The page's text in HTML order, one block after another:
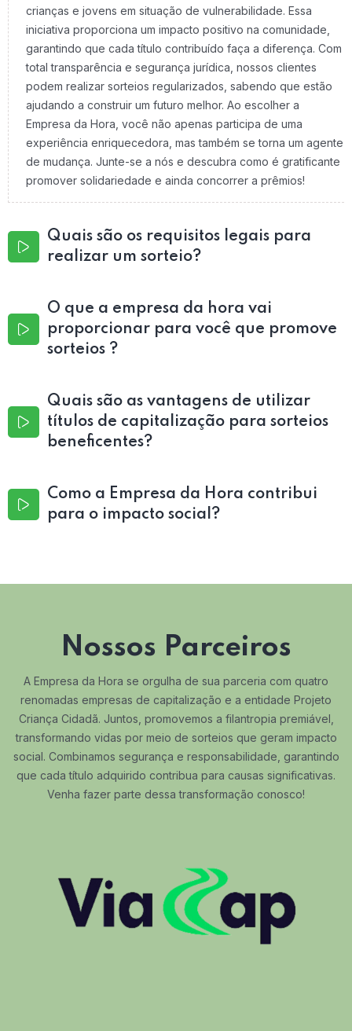
crianças e jovens em situação de vulnerabilidade. Essa
iniciativa proporciona um impacto positivo na comunidade,
garantindo que cada título contribuído faça a diferença. Com
total transparência e segurança jurídica, nossos clientes
podem realizar sorteios regularizados, sabendo que estão
ajudando a construir um futuro melhor. Ao escolher a
Empresa da Hora, você não apenas participa de uma
experiência enriquecedora, mas também se torna um agente
de mudança. Junte-se a nós e descubra como é gratificante
promover solidariedade e ainda concorrer a prêmios!
Quais são os requisitos legais para
realizar um sorteio?
O que a empresa da hora vai
proporcionar para você que promove
sorteios ?
Quais são as vantagens de utilizar
títulos de capitalização para sorteios
beneficentes?
Como a Empresa da Hora contribui
para o impacto social?
Nossos Parceiros
A Empresa da Hora se orgulha de sua parceria com quatro
renomadas empresas de capitalização e a entidade Projeto
Criança Cidadã. Juntos, promovemos a filantropia premiável,
transformando vidas por meio de sorteios que geram impacto
social. Combinamos segurança e responsabilidade, garantindo
que cada título adquirido contribua para causas significativas.
Venha fazer parte dessa transformação conosco!